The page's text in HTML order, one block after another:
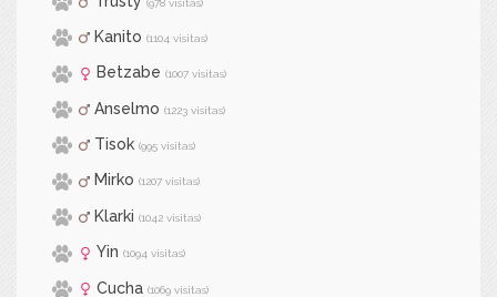
Kanito (1104 visitas)
Betzabe (1007 visitas)
Anselmo (1223 visitas)
Tisok (995 visitas)
Mirko (1207 visitas)
Klarki (1042 visitas)
Yin (1094 visitas)
Cucha (1069 visitas)